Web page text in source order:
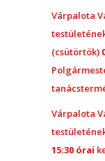
Várpalota
(csütörtök)
Várpalota
15:30 órai